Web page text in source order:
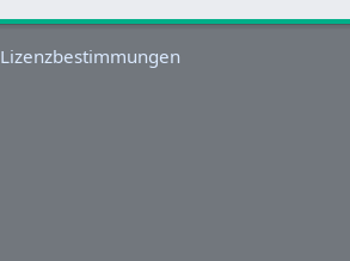
Lizenzbestimmungen